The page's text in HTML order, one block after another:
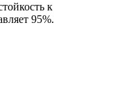
к
95%.